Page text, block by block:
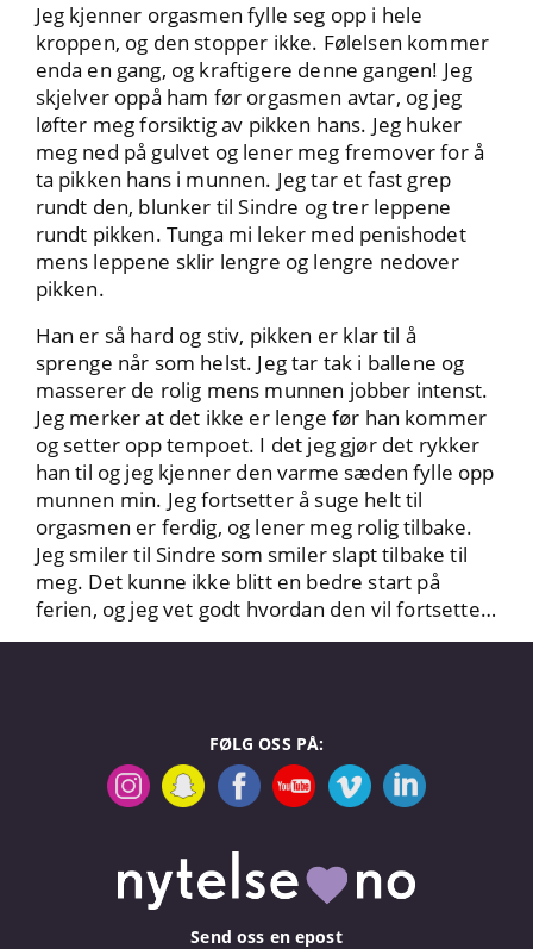
Jeg kjenner orgasmen fylle seg opp i hele
kroppen, og den stopper ikke. Følelsen kommer
enda en gang, og kraftigere denne gangen! Jeg
skjelver oppå ham før orgasmen avtar, og jeg
løfter meg forsiktig av pikken hans. Jeg huker
meg ned på gulvet og lener meg fremover for å
ta pikken hans i munnen. Jeg tar et fast grep
rundt den, blunker til Sindre og trer leppene
rundt pikken. Tunga mi leker med penishodet
mens leppene sklir lengre og lengre nedover
pikken.
Han er så hard og stiv, pikken er klar til å
sprenge når som helst. Jeg tar tak i ballene og
masserer de rolig mens munnen jobber intenst.
Jeg merker at det ikke er lenge før han kommer
og setter opp tempoet. I det jeg gjør det rykker
han til og jeg kjenner den varme sæden fylle opp
munnen min. Jeg fortsetter å suge helt til
orgasmen er ferdig, og lener meg rolig tilbake.
Jeg smiler til Sindre som smiler slapt tilbake til
meg. Det kunne ikke blitt en bedre start på
ferien, og jeg vet godt hvordan den vil fortsette…
FØLG OSS PÅ:
Send oss en epost